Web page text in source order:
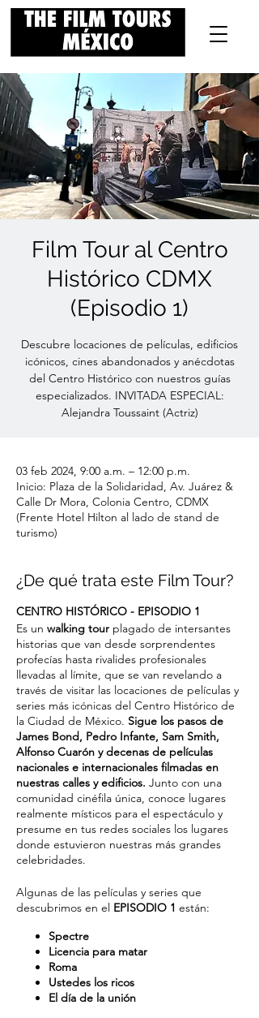
Film Tour al Centro
Histórico CDMX
(Episodio 1)
Descubre locaciones de películas, edificios
icónicos, cines abandonados y anécdotas
del Centro Histórico con nuestros guías
especializados. INVITADA ESPECIAL:
Alejandra Toussaint (Actriz)
03 feb 2024, 9:00 a.m. – 12:00 p.m.
Inicio: Plaza de la Solidaridad, Av. Juárez &
Calle Dr Mora, Colonia Centro, CDMX
(Frente Hotel Hilton al lado de stand de
turismo)
¿De qué trata este Film Tour?
CENTRO HISTÓRICO - EPISODIO 1
Es un walking tour plagado de intersantes
historias que van desde sorprendentes
profecías hasta rivalides profesionales
llevadas al límite, que se van revelando a
través de visitar las locaciones de películas y
series más icónicas del Centro Histórico de
la Ciudad de México. Sigue los pasos de
James Bond, Pedro Infante, Sam Smith,
Alfonso Cuarón y decenas de películas
nacionales e internacionales filmadas en
nuestras calles y edificios. Junto con una
comunidad cinéfila única, conoce lugares
realmente místicos para el espectáculo y
presume en tus redes sociales los lugares
donde estuvieron nuestras más grandes
celebridades.
Algunas de las películas y series que
descubrimos en el EPISODIO 1 están:
Spectre
Licencia para matar
Roma
Ustedes los ricos
El día de la unión